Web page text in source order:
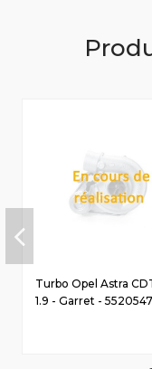
Turbo Opel Astra
1.9 - Garret -